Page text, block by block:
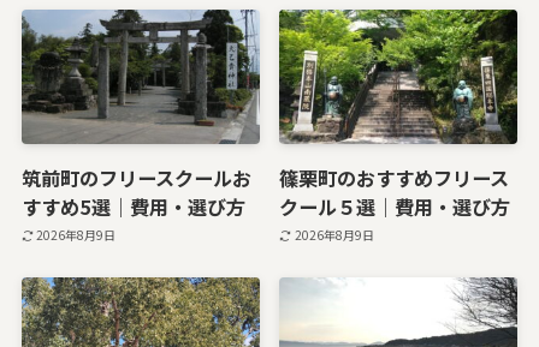
筑前町のフリースクールお
すすめ5選｜費用・選び方
2026年8月9日
篠栗町のおすすめフリース
クール５選｜費用・選び方
2026年8月9日